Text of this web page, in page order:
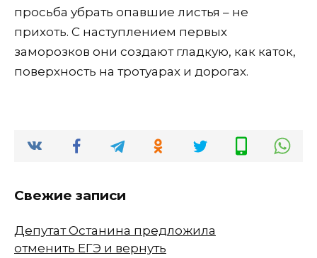
просьба убрать опавшие листья – не
прихоть. С наступлением первых
заморозков они создают гладкую, как каток,
поверхность на тротуарах и дорогах.
Свежие записи
Депутат Останина предложила
отменить ЕГЭ и вернуть